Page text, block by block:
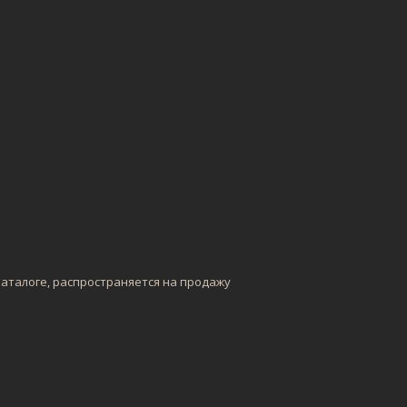
распространяется на продажу